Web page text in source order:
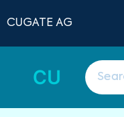
CUGATE AG
CU